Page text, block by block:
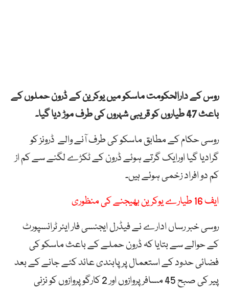
روس کے دارالحکومت ماسکو میں یوکرین کے ڈرون حملوں کے
باعث 47 طیاروں کو قریبی شہروں کی طرف موڑ دیا گیا۔
روسی حکام کے مطابق ماسکو کی طرف آنے والے ڈرونز کو
گرادیا گیا اورایک گرتے ہوئے ڈرون کے ٹکڑے لگنے سے کم از
کم دو افراد زخمی ہوئے ہیں۔
ایف 16 طیارے یوکرین بھیجنے کی منظوری
روسی خبر رساں ادارے نے فیڈرل ایجنسی فار ایئر ٹرانسپورٹ
کے حوالے سے بتایا کہ ڈرون حملے کے باعث ماسکو کی
فضائی حدود کے استعمال پر پابندی عائد کئے جانے کے بعد
پیر کی صبح 45 مسافر پروازوں اور 2 کارگو پروازوں کو نزنی